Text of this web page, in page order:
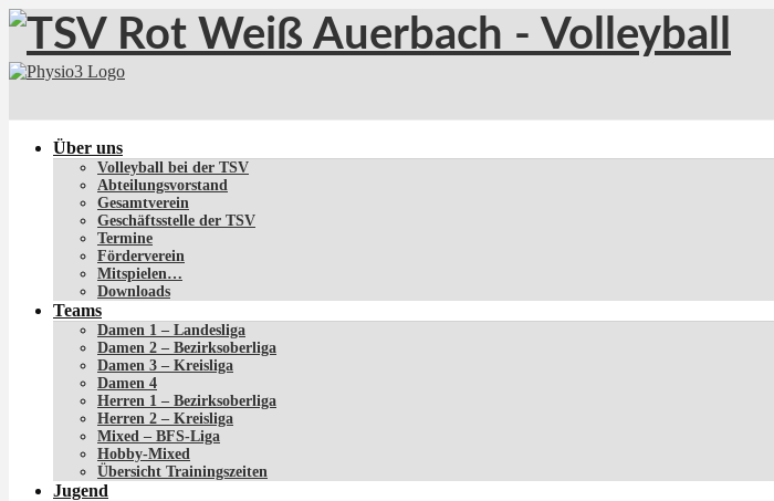
Über uns
Volleyball bei der TSV
Abteilungsvorstand
Gesamtverein
Geschäftsstelle der TSV
Termine
Förderverein
Mitspielen…
Downloads
Teams
Damen 1 – Landesliga
Damen 2 – Bezirksoberliga
Damen 3 – Kreisliga
Damen 4
Herren 1 – Bezirksoberliga
Herren 2 – Kreisliga
Mixed – BFS-Liga
Hobby-Mixed
Übersicht Trainingszeiten
Jugend